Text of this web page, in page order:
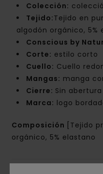
Colección:
Tejido:Tejido en
algodón orgánico,
Conscious by
Corte: estilo corto
Cuello: Cuello
Mangas: manga
Cierre: Sin abertura
Marca: logo
Composición [Tejido
orgánico, 5% elastano